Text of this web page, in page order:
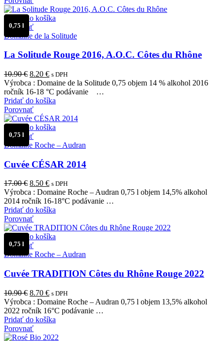
Pridať do košíka
Porovnať
Domaine de la Solitude
La Solitude Rouge 2016, A.O.C. Côtes du Rhône
10.90€ Pôvodná
cena
bola:
10.90 €.
8.20 €Aktuálna
cena
je:
8.20 €.
s DPH
0,75 l
Výrobca : Domaine de la Solitude 0,75 objem 14 % alkohol 2016
ročník 16-18 °C podávanie …
Pridať do košíka
Porovnať
Pridať do košíka
Porovnať
Domaine Roche – Audran
Cuvée CÉSAR 2014
17.00€ Pôvodná
cena
bola:
17.00 €.
8.50 €Aktuálna
cena
je:
8.50 €.
s DPH
0,75 l
Výrobca : Domaine Roche – Audran 0,75 l objem 14,5% alkohol
2014 ročník 16-18°C podávanie …
Pridať do košíka
Porovnať
Pridať do košíka
Porovnať
Domaine Roche – Audran
Cuvée TRADITION Côtes du Rhône Rouge 2022
10.90€ Pôvodná
cena
bola:
10.90 €.
8.70 €Aktuálna
cena
je:
8.70 €.
s DPH
0,75 l
Výrobca : Domaine Roche – Audran 0,75 l objem 13,5% alkohol
2022 ročník 16°C podávanie …
Pridať do košíka
Porovnať